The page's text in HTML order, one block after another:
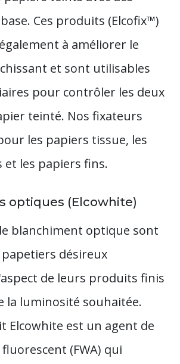
Ces produits (Elcofix™)
à améliorer le
et sont utilisables
pour contrôler les deux
teinté. Nos fixateurs
les papiers tissue, les
et les papiers fins.
optiques (Elcowhite)
blanchiment optique sont
désireux
de leurs produits finis
la luminosité souhaitée.
Elcowhite est un agent de
(FWA) qui